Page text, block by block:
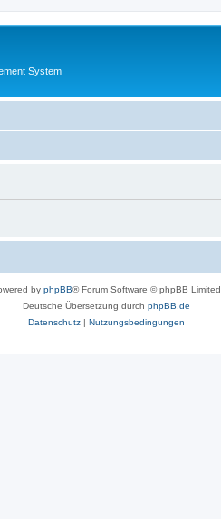
System
by phpBB® Forum Software © phpBB Limited
Deutsche Übersetzung durch phpBB.de
Datenschutz| Nutzungsbedingungen